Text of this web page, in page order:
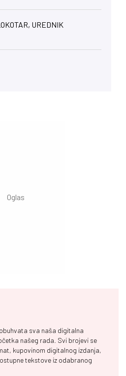
UREDNIK
sva naša digitalna
našeg rada. Svi brojevi se
kupovinom digitalnog izdanja,
tekstove iz odabranog